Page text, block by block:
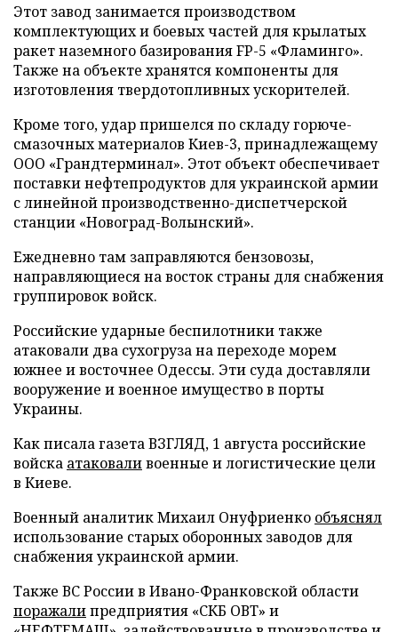
Этот завод занимается производством
комплектующих и боевых частей для крылатых
ракет наземного базирования FP-5 «Фламинго».
Также на объекте хранятся компоненты для
изготовления твердотопливных ускорителей.
Кроме того, удар пришелся по складу горюче-
смазочных материалов Киев-3, принадлежащему
ООО «Грандтерминал». Этот объект обеспечивает
поставки нефтепродуктов для украинской армии
с линейной производственно-диспетчерской
станции «Новоград-Волынский».
Ежедневно там заправляются бензовозы,
направляющиеся на восток страны для снабжения
группировок войск.
Российские ударные беспилотники также
атаковали два сухогруза на переходе морем
южнее и восточнее Одессы. Эти суда доставляли
вооружение и военное имущество в порты
Украины.
Как писала газета ВЗГЛЯД, 1 августа российские
войска атаковаливоенные и логистические цели
в Киеве.
Военный аналитик Михаил Онуфриенко объяснял
использование старых оборонных заводов для
снабжения украинской армии.
Также ВС России в Ивано-Франковской области
поражалипредприятия «СКБ ОВТ» и